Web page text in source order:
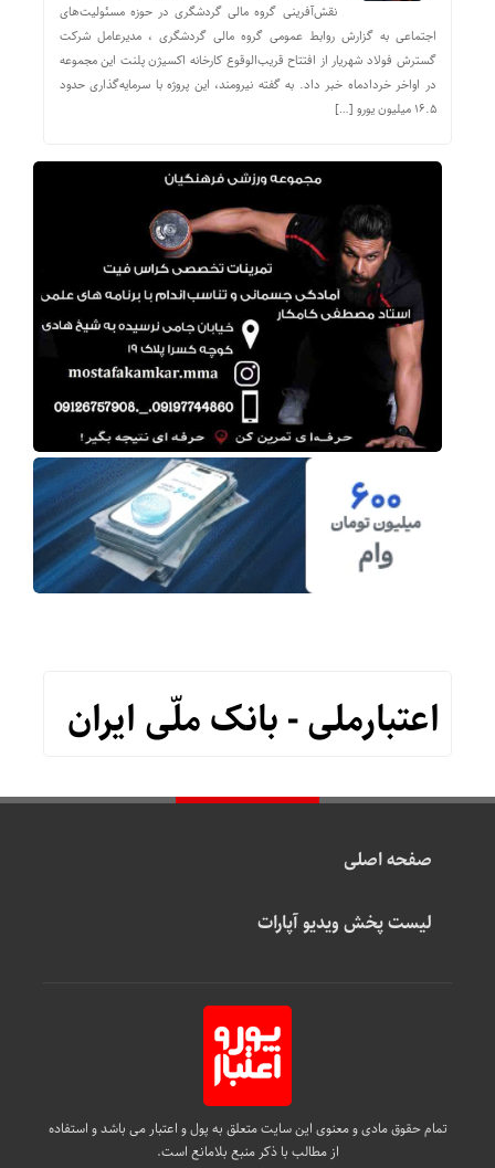
نقش‌آفرینی گروه مالی گردشگری در حوزه مسئولیت‌های
اجتماعی به گزارش روابط عمومی گروه مالی گردشگری ، مدیرعامل شرکت
گسترش فولاد شهریار از افتتاح قریب‌الوقوع کارخانه اکسیژن پلنت این مجموعه
در اواخر خردادماه خبر داد. به گفته نیرومند، این پروژه با سرمایه‌گذاری حدود
۱۶.۵ میلیون یورو […]
اعتبارملی - بانک ملّی ایران
صفحه اصلی
لیست پخش ویدیو آپارات
تمام حقوق مادی و معنوی این سایت متعلق به پول و اعتبار می باشد و استفاده
از مطالب با ذکر منبع بلامانع است.